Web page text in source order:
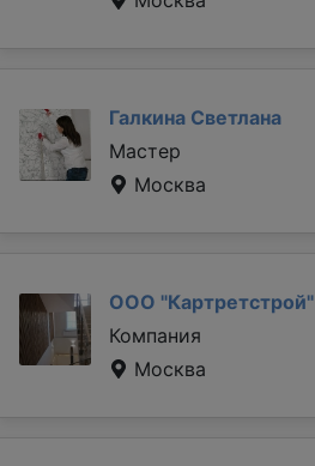
Галкина Светлана
Мастер
Москва
ООО "Картретстрой"
Компания
Москва